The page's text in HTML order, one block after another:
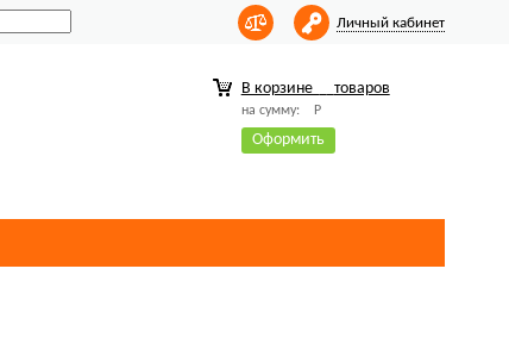
Личный кабинет
В корзине товаров
на сумму: Р
Оформить